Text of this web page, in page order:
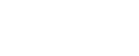
可使用鍵盤Tab鍵移至影片中央播放鍵，再
此影片(開新視窗)